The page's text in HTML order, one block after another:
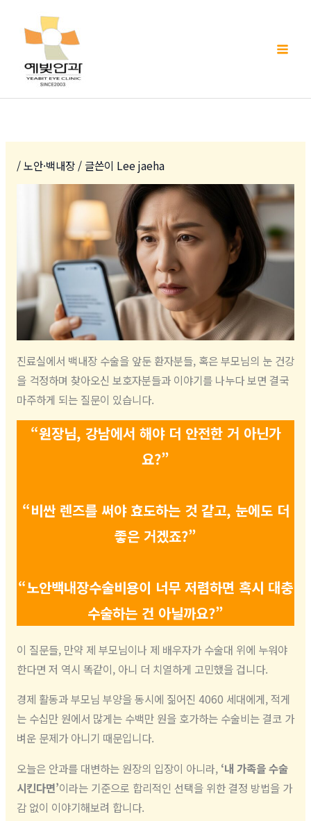
기
/노안·백내장/ 글쓴이 Lee jaeha
진료실에서 백내장 수술을 앞둔 환자분들, 혹은 부모님의 눈 건강
을 걱정하며 찾아오신 보호자분들과 이야기를 나누다 보면 결국
마주하게 되는 질문이 있습니다.
“원장님, 강남에서 해야 더 안전한 거 아닌가
요?”
“비싼 렌즈를 써야 효도하는 것 같고, 눈에도 더
좋은 거겠죠?”
“노안백내장수술비용이 너무 저렴하면 혹시 대충
수술하는 건 아닐까요?”
이 질문들, 만약 제 부모님이나 제 배우자가 수술대 위에 누워야
한다면 저 역시 똑같이, 아니 더 치열하게 고민했을 겁니다.
경제 활동과 부모님 부양을 동시에 짊어진 4060 세대에게, 적게
는 수십만 원에서 많게는 수백만 원을 호가하는 수술비는 결코 가
벼운 문제가 아니기 때문입니다.
오늘은 안과를 대변하는 원장의 입장이 아니라, ‘내 가족을 수술
시킨다면’이라는 기준으로 합리적인 선택을 위한 결정 방법을 가
감 없이 이야기해보려 합니다.